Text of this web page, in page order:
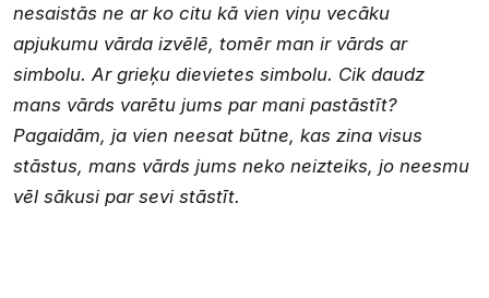
nesaistās ne ar ko citu kā vien viņu vecāku
apjukumu vārda izvēlē, tomēr man ir vārds ar
simbolu. Ar grieķu dievietes simbolu. Cik daudz
mans vārds varētu jums par mani pastāstīt?
Pagaidām, ja vien neesat būtne, kas zina visus
stāstus, mans vārds jums neko neizteiks, jo neesmu
vēl sākusi par sevi stāstīt.